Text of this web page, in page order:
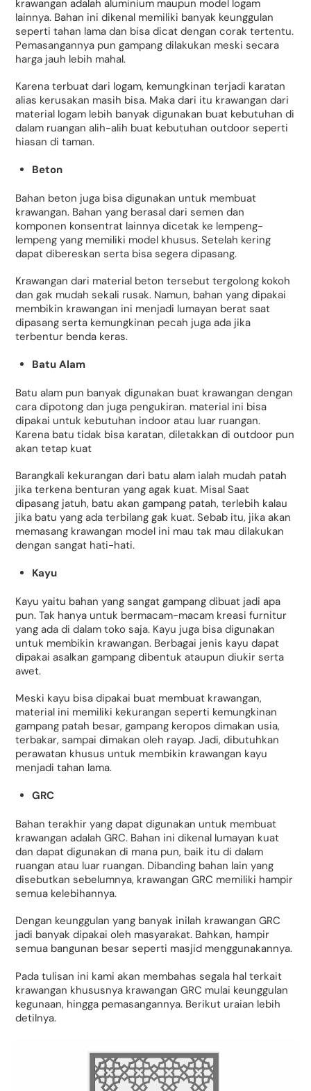
krawangan adalah aluminium maupun model logam
lainnya. Bahan ini dikenal memiliki banyak keunggulan
seperti tahan lama dan bisa dicat dengan corak tertentu.
Pemasangannya pun gampang dilakukan meski secara
harga jauh lebih mahal.
Karena terbuat dari logam, kemungkinan terjadi karatan
alias kerusakan masih bisa. Maka dari itu krawangan dari
material logam lebih banyak digunakan buat kebutuhan di
dalam ruangan alih-alih buat kebutuhan outdoor seperti
hiasan di taman.
Beton
Bahan beton juga bisa digunakan untuk membuat
krawangan. Bahan yang berasal dari semen dan
komponen konsentrat lainnya dicetak ke lempeng-
lempeng yang memiliki model khusus. Setelah kering
dapat dibereskan serta bisa segera dipasang.
Krawangan dari material beton tersebut tergolong kokoh
dan gak mudah sekali rusak. Namun, bahan yang dipakai
membikin krawangan ini menjadi lumayan berat saat
dipasang serta kemungkinan pecah juga ada jika
terbentur benda keras.
Batu Alam
Batu alam pun banyak digunakan buat krawangan dengan
cara dipotong dan juga pengukiran. material ini bisa
dipakai untuk kebutuhan indoor atau luar ruangan.
Karena batu tidak bisa karatan, diletakkan di outdoor pun
akan tetap kuat
Barangkali kekurangan dari batu alam ialah mudah patah
jika terkena benturan yang agak kuat. Misal Saat
dipasang jatuh, batu akan gampang patah, terlebih kalau
jika batu yang ada terbilang gak kuat. Sebab itu, jika akan
memasang krawangan model ini mau tak mau dilakukan
dengan sangat hati-hati.
Kayu
Kayu yaitu bahan yang sangat gampang dibuat jadi apa
pun. Tak hanya untuk bermacam-macam kreasi furnitur
yang ada di dalam toko saja. Kayu juga bisa digunakan
untuk membikin krawangan. Berbagai jenis kayu dapat
dipakai asalkan gampang dibentuk ataupun diukir serta
awet.
Meski kayu bisa dipakai buat membuat krawangan,
material ini memiliki kekurangan seperti kemungkinan
gampang patah besar, gampang keropos dimakan usia,
terbakar, sampai dimakan oleh rayap. Jadi, dibutuhkan
perawatan khusus untuk membikin krawangan kayu
menjadi tahan lama.
GRC
Bahan terakhir yang dapat digunakan untuk membuat
krawangan adalah GRC. Bahan ini dikenal lumayan kuat
dan dapat digunakan di mana pun, baik itu di dalam
ruangan atau luar ruangan. Dibanding bahan lain yang
disebutkan sebelumnya, krawangan GRC memiliki hampir
semua kelebihannya.
Dengan keunggulan yang banyak inilah krawangan GRC
jadi banyak dipakai oleh masyarakat. Bahkan, hampir
semua bangunan besar seperti masjid menggunakannya.
Pada tulisan ini kami akan membahas segala hal terkait
krawangan khususnya krawangan GRC mulai keunggulan
kegunaan, hingga pemasangannya. Berikut uraian lebih
detilnya.